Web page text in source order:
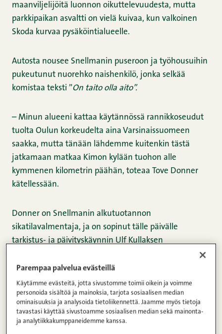
maanviljelijöitä luonnon oikuttelevuudesta, mutta
parkkipaikan asvaltti on vielä kuivaa, kun valkoinen
Skoda kurvaa pysäköintialueelle.
Autosta nousee Snellmanin puseroon ja työhousuihin
pukeutunut nuorehko naishenkilö, jonka selkää
komistaa teksti ”On taito olla aito”.
– Minun alueeni kattaa käytännössä rannikkoseudut
tuolta Oulun korkeudelta aina Varsinaissuomeen
saakka, mutta tänään lähdemme kuitenkin tästä
jatkamaan matkaa Kimon kylään tuohon alle
kymmenen kilometrin päähän, toteaa Tove Donner
kätellessään.
Donner on Snellmanin alkutuotannon
sikatilavalmentaja, ja on sopinut tälle päivälle
tarkistus- ja päivityskäynnin Ulf Kullaksen
viilettäessä ikkunan ulkopuolella Donner laskeskelee
päässään vuoden aikana kertyviä ajokilometrejä,
samalla huokaisten syvään.
–Auto ja kannettava tietokone ovat minun konttorini.
Parempaa palvelua evästeillä
Käytämme evästeitä, jotta sivustomme toimii oikein ja voimme
personoida sisältöä ja mainoksia, tarjota sosiaalisen median
ominaisuuksia ja analysoida tietoliikennettä. Jaamme myös tietoja
tavastasi käyttää sivustoamme sosiaalisen median sekä mainonta-
ja analytiikkakumppaneidemme kanssa.